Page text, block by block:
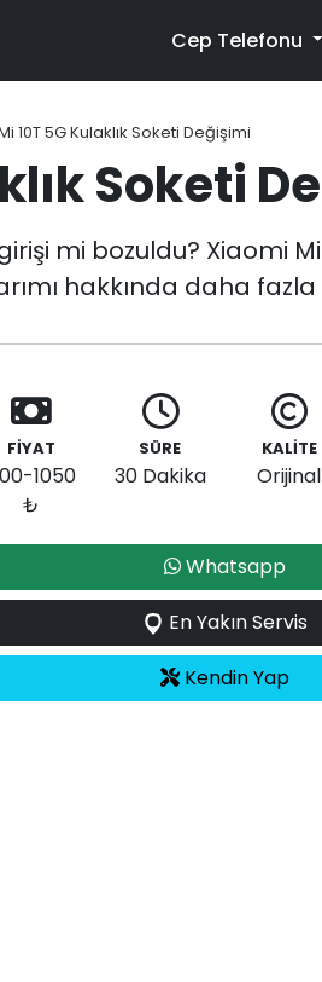
Cep Telefonu
10T 5G Kulaklık Soketi Değişimi
Soketi
mi bozuldu? Xiaomi
hakkında daha
FİYAT
1050
₺
SÜRE
30 Dakika
KALİTE
Orijinal
Whatsapp
En Yakın Servis
Kendin Yap